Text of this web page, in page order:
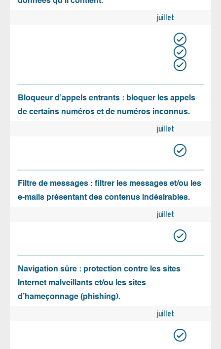
juillet
Bloqueur d’appels entrants : bloquer les appels
de certains numéros et de numéros inconnus.
juillet
Filtre de messages : filtrer les messages et/ou les
e-mails présentant des contenus indésirables.
juillet
Navigation sûre : protection contre les sites
Internet malveillants et/ou les sites
d’hameçonnage (phishing).
juillet